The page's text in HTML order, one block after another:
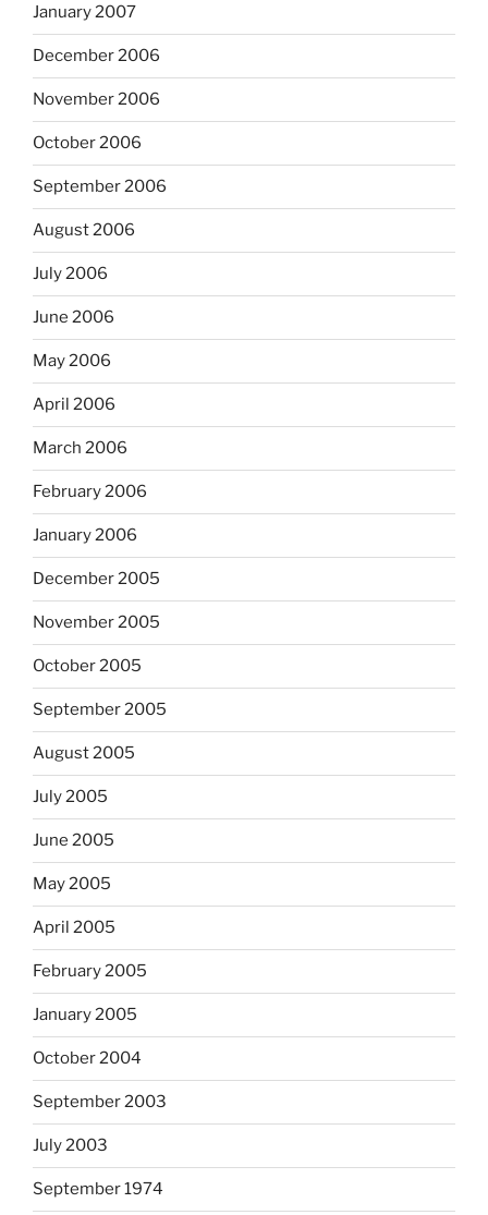
January 2007
December 2006
November 2006
October 2006
September 2006
August 2006
July 2006
June 2006
May 2006
April 2006
March 2006
February 2006
January 2006
December 2005
November 2005
October 2005
September 2005
August 2005
July 2005
June 2005
May 2005
April 2005
February 2005
January 2005
October 2004
September 2003
July 2003
September 1974